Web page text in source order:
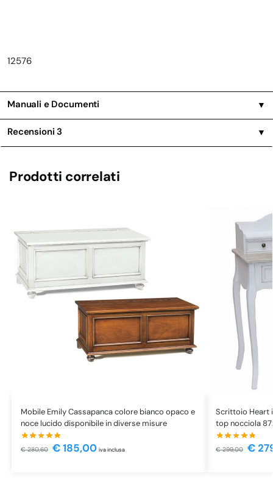
12576
Manuali e Documenti ▼
Recensioni3 ▼
Prodotti correlati
Mobile Emily Cassapanca colore bianco opaco e
noce lucido disponibile in diverse misure
€280,60 €185,00 iva inclusa
Scrittoio Heart
top nocciola
€299,00 €